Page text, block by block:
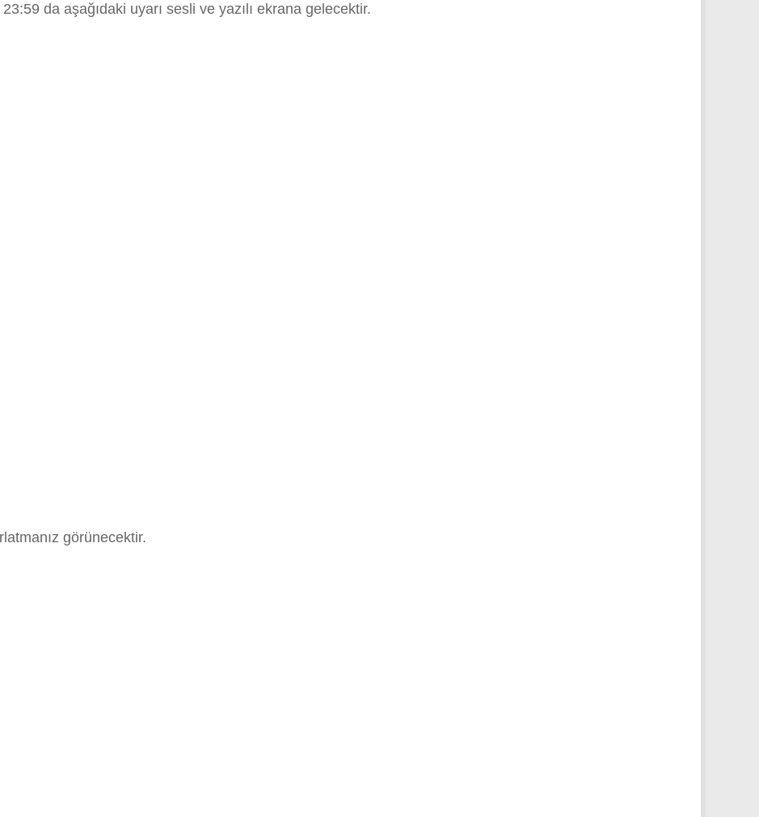
da aşağıdaki uyarı sesli ve yazılı ekrana gelecektir.
görünecektir.